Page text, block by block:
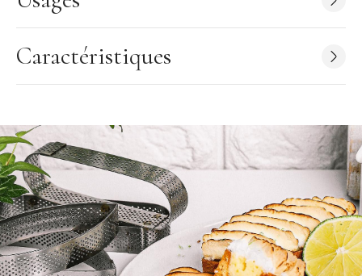
Caractéristiques